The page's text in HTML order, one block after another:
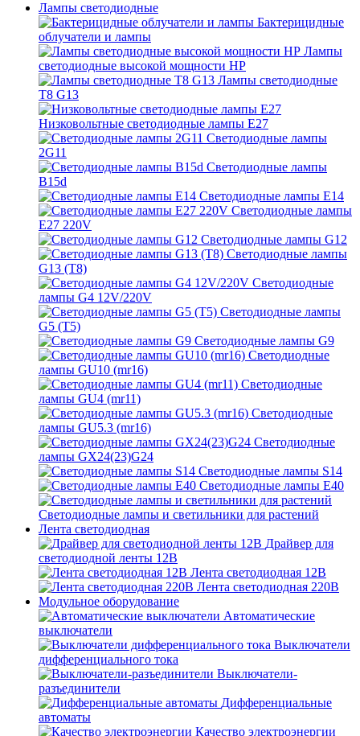
Лампы светодиодные
Бактерицидные
облучатели и лампы
Лампы
светодиодные высокой мощности HP
Лампы светодиодные
Т8 G13
Низковольтные светодиодные лампы E27
Светодиодные лампы
2G11
Светодиодные лампы
B15d
Светодиодные лампы E14
Светодиодные лампы
E27 220V
Светодиодные лампы G12
Светодиодные лампы
G13 (T8)
Светодиодные
лампы G4 12V/220V
Светодиодные лампы
G5 (T5)
Светодиодные лампы G9
Светодиодные
лампы GU10 (mr16)
Светодиодные
лампы GU4 (mr11)
Светодиодные
лампы GU5.3 (mr16)
Светодиодные
лампы GX24(23)G24
Светодиодные лампы S14
Светодиодные лампы Е40
Светодиодные лампы и светильники для растений
Лента светодиодная
Драйвер для
светодиодной ленты 12В
Лента светодиодная 12В
Лента светодиодная 220В
Модульное оборудование
Автоматические
выключатели
Выключатели
дифференциального тока
Выключатели-
разъединители
Дифференциальные
автоматы
Качество электроэнергии